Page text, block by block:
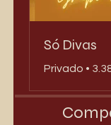
Só Divas
Privado •